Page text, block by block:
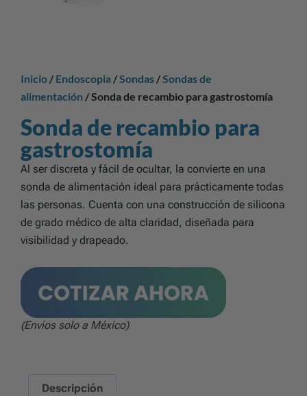
Inicio / Endoscopia / Sondas / Sondas de
alimentación / Sonda de recambio para gastrostomía
Sonda de recambio para
gastrostomía
Al ser discreta y fácil de ocultar, la convierte en una
sonda de alimentación ideal para prácticamente todas
las personas. Cuenta con una construcción de silicona
de grado médico de alta claridad, diseñada para
visibilidad y drapeado.
(Envíos solo a México)
Descripción